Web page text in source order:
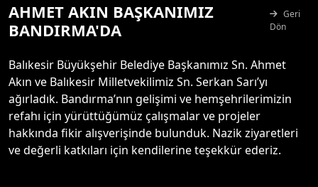
AHMET AKIN BAŞKANIMIZ
BANDIRMA'DA
Geri
Dön
Balıkesir Büyükşehir Belediye Başkanımız Sn. Ahmet
Akın ve Balıkesir Milletvekilimiz Sn. Serkan Sarı’yı
ağırladık. Bandırma’nın gelişimi ve hemşehrilerimizin
refahı için yürüttüğümüz çalışmalar ve projeler
hakkında fikir alışverişinde bulunduk. Nazik ziyaretleri
ve değerli katkıları için kendilerine teşekkür ederiz.